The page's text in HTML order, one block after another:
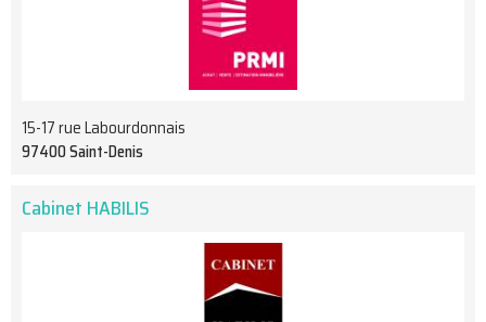
15-17 rue Labourdonnais
97400 Saint-Denis
Cabinet HABILIS